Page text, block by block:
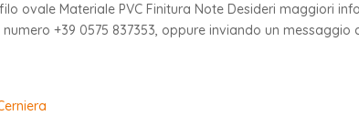
ovale Materiale PVC Finitura Note Desideri maggiori
+39 0575 837353, oppure inviando un messaggio